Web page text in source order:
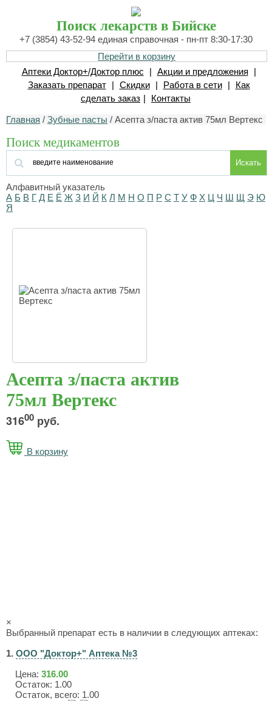
Поиск лекарств в Бийске
+7 (3854) 43-52-94 единая справочная - пн-пт 8:30-17:30
Перейти в корзину
Аптеки Доктор+/Доктор плюс
| Акции и предложения
|
Заказать препарат
| Скидки | Работа в сети |
Как
сделать заказ | Контакты
Главная / Зубные пасты / Асепта з/паста актив 75мл Вертекс
Поиск медикаментов
Искать
Алфавитный указатель
А Б В Г Д Е Ё Ж З И Й К Л М Н О П Р С Т У Ф Х Ц Ч Ш Щ Э Ю
Я
Асепта з/паста актив
75мл Вертекс
31600 руб.
В корзину
×
Выбранный препарат есть в наличии в следующих аптеках:
1. ООО "Доктор+" Аптека №3
Цена: 316.00
Остаток: 1.00
Остаток, всего: 1.00